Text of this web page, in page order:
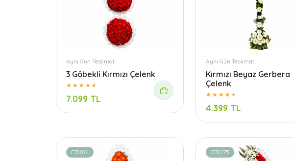
Aynı Gün Teslimat
3 Göbekli Kırmızı Çelenk
7.099 TL
Aynı Gün Teslimat
Kırmızı Beyaz Gerbera
Çelenk
4.399 TL
CB1861 CB1275